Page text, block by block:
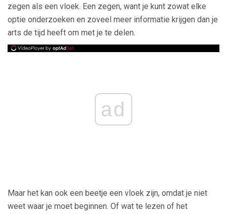
zegen als een vloek. Een zegen, want je kunt zowat elke
optie onderzoeken en zoveel meer informatie krijgen dan je
arts de tijd heeft om met je te delen.
ad
Maar het kan ook een beetje een vloek zijn, omdat je niet
weet waar je moet beginnen. Of wat te lezen of het